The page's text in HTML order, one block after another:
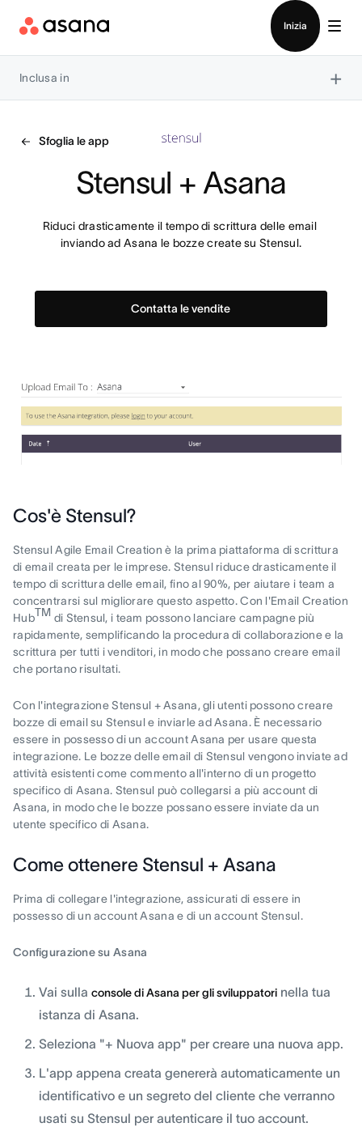
Inizia
Inclusa in ×
Sfoglia le app
Stensul + Asana
Riduci drasticamente il tempo di scrittura delle email
inviando ad Asana le bozze create su Stensul.
Contatta le vendite
Cos'è Stensul?
Stensul Agile Email Creation è la prima piattaforma di scrittura
di email creata per le imprese. Stensul riduce drasticamente il
tempo di scrittura delle email, fino al 90%, per aiutare i team a
concentrarsi sul migliorare questo aspetto. Con l'Email Creation
HubTM di Stensul, i team possono lanciare campagne più
rapidamente, semplificando la procedura di collaborazione e la
scrittura per tutti i venditori, in modo che possano creare email
che portano risultati.
Con l'integrazione Stensul + Asana, gli utenti possono creare
bozze di email su Stensul e inviarle ad Asana. È necessario
essere in possesso di un account Asana per usare questa
integrazione. Le bozze delle email di Stensul vengono inviate ad
attività esistenti come commento all'interno di un progetto
specifico di Asana. Stensul può collegarsi a più account di
Asana, in modo che le bozze possano essere inviate da un
utente specifico di Asana.
Come ottenere Stensul + Asana
Prima di collegare l'integrazione, assicurati di essere in
possesso di un account Asana e di un account Stensul.
Configurazione su Asana
Vai sulla console di Asana per gli sviluppatori nella tua
istanza di Asana.
Seleziona "+ Nuova app" per creare una nuova app.
L'app appena creata genererà automaticamente un
identificativo e un segreto del cliente che verranno
usati su Stensul per autenticare il tuo account.